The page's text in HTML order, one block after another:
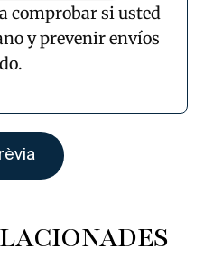
comprobar si usted
y prevenir envíos